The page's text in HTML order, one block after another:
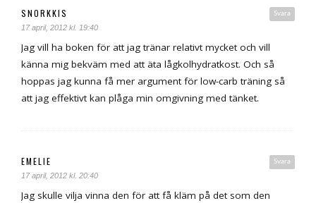
Svara
SNORKKIS
17 april, 2012 kl. 19:40
Jag vill ha boken för att jag tränar relativt mycket och vill
känna mig bekväm med att äta lågkolhydratkost. Och så
hoppas jag kunna få mer argument för low-carb träning så
att jag effektivt kan plåga min omgivning med tänket.
Svara
EMELIE
17 april, 2012 kl. 20:40
Jag skulle vilja vinna den för att få kläm på det som den